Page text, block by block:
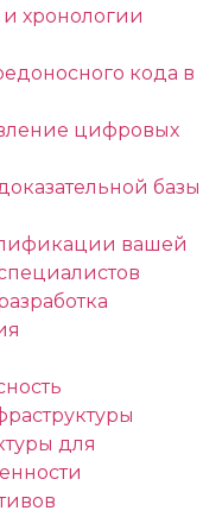
хронологии
кода в
цифровых
базы
вашей
для